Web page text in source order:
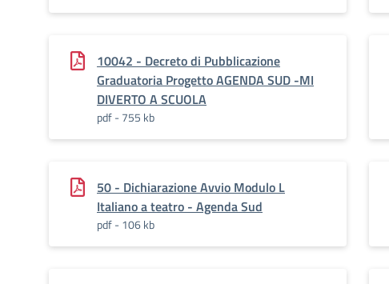
10042 - Decreto di Pubblicazione
Graduatoria Progetto AGENDA SUD -MI
DIVERTO A SCUOLA
pdf - 755 kb
50 - Dichiarazione Avvio Modulo L
Italiano a teatro - Agenda Sud
pdf - 106 kb